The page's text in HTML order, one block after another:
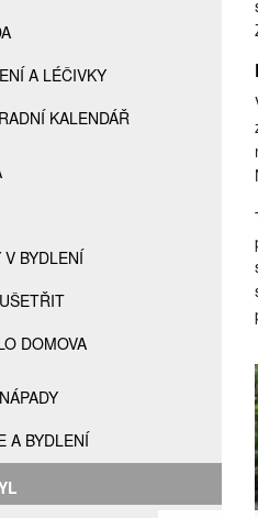
A LÉČIVKY
KALENDÁŘ
V BYDLENÍ
DOMOVA
A BYDLENÍ